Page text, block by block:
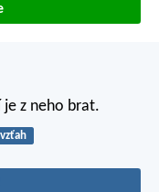
je z neho brat.
vzťah